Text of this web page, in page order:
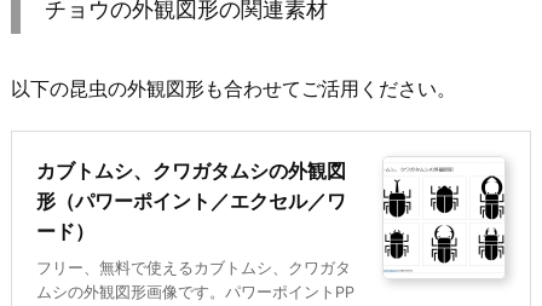
チョウの外観図形の関連素材
以下の昆虫の外観図形も合わせてご活用ください。
カブトムシ、クワガタムシの外観図
形（パワーポイント／エクセル／ワ
ード）
フリー、無料で使えるカブトムシ、クワガタ
ムシの外観図形画像です。パワーポイントPP